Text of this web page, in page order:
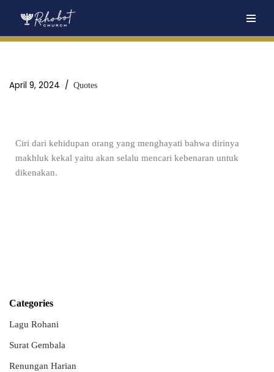
April 9, 2024 Quotes
Ciri dari kehidupan orang yang menghayati bahwa dirinya
makhluk kekal yaitu akan selalu mencari kebenaran untuk
dikenakan.
Categories
Lagu Rohani
Surat Gembala
Renungan Harian